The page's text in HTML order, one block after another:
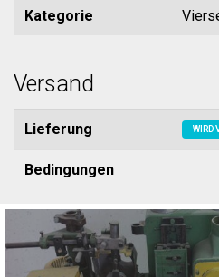
Kategorie
Versand
Lieferung WIRD
Bedingungen